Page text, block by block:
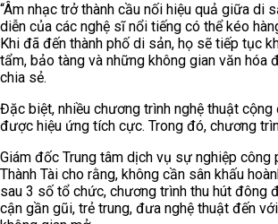
“Âm nhạc trở thành cầu nối hiệu quả giữa di
diễn của các nghệ sĩ nổi tiếng có thể kéo
Khi đã đến thành phố di sản, họ sẽ tiếp tục
tẩm, bảo tàng và những không gian văn hóa
chia sẻ.
Đặc biệt, nhiều chương trình nghệ thuật
được hiệu ứng tích cực. Trong đó, chương
Giám đốc Trung tâm dịch vụ sự nghiệp công
Thành Tài cho rằng, không cần sân khấu
sau 3 số tổ chức, chương trình thu hút đông
cận gần gũi, trẻ trung, đưa nghệ thuật đến